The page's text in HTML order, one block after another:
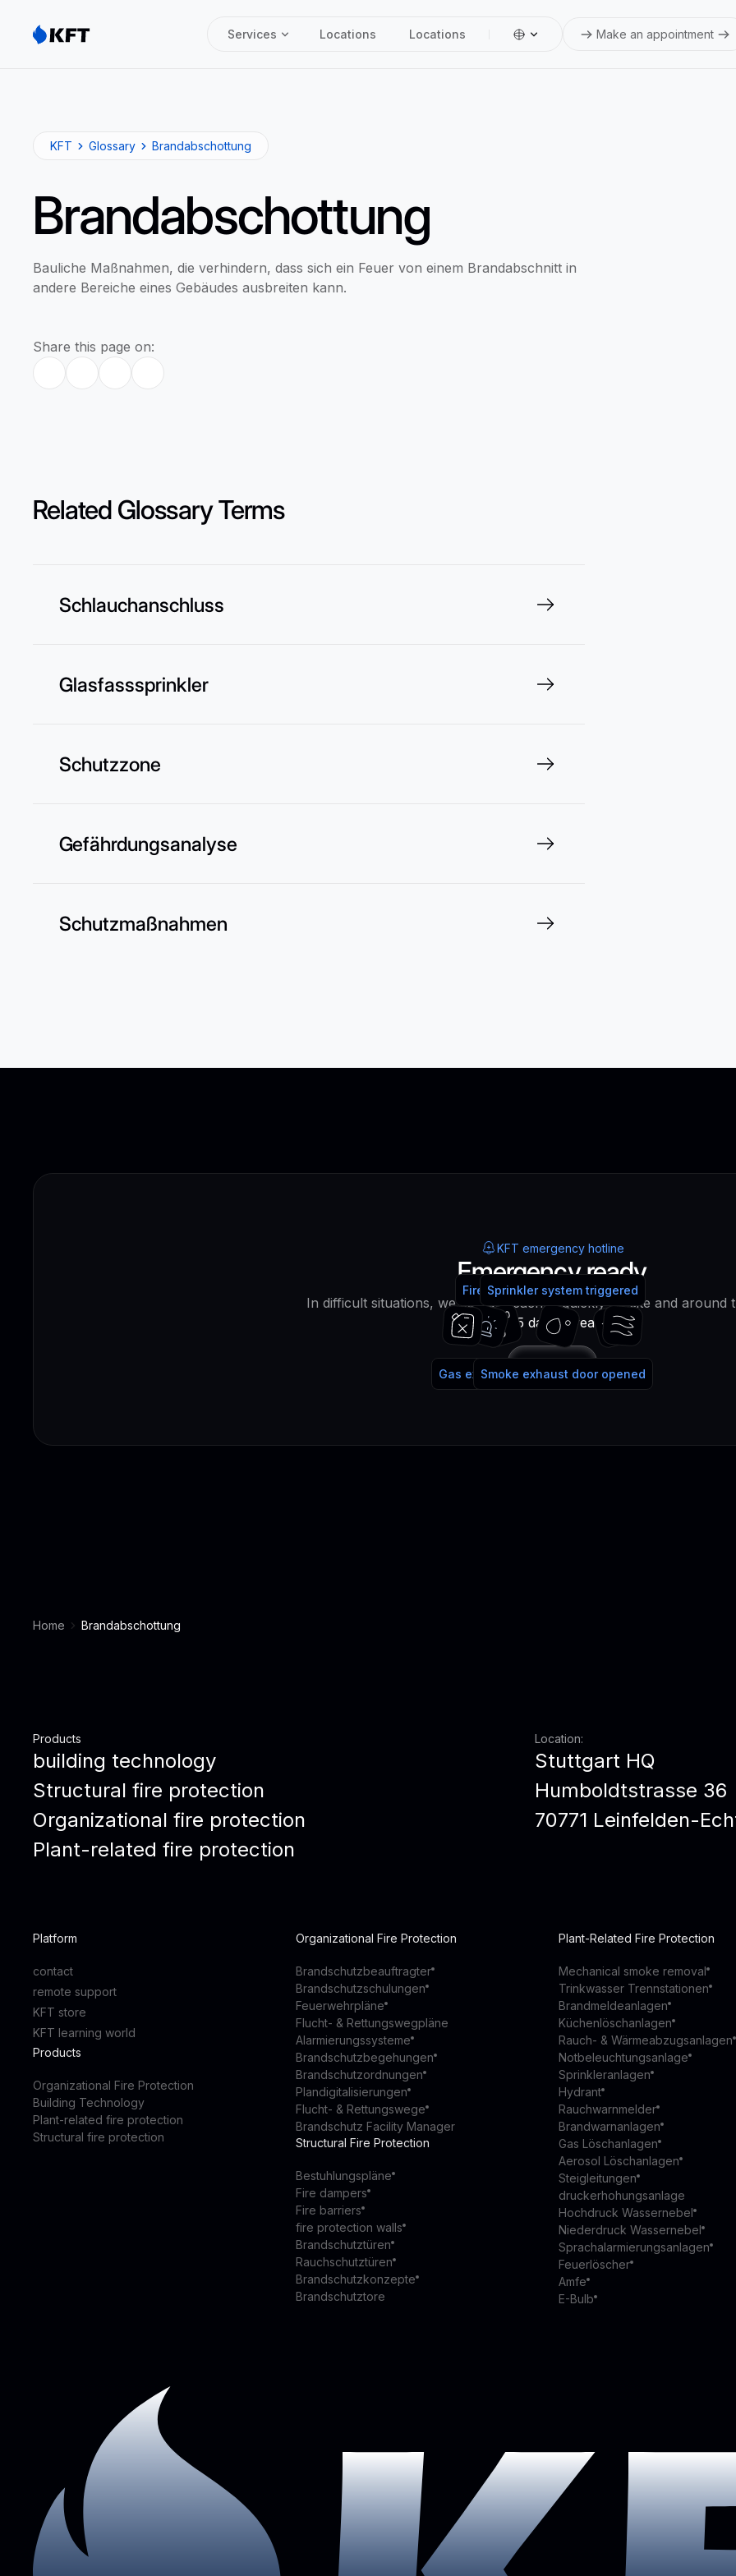
Services Locations Locations Make an appointment
KFT Glossary Brandabschottung
Brandabschottung
Bauliche Maßnahmen, die verhindern, dass sich ein Feuer von einem Brandabschnitt in
andere Bereiche eines Gebäudes ausbreiten kann.
Share this page on:
Related Glossary Terms
Schlauchanschluss
Glasfasssprinkler
Schutzzone
Gefährdungsanalyse
Schutzmaßnahmen
KFT emergency hotline
Emergency ready
In difficult situations, we can be reached quickly on site and around
365 days a year!
Call
Fire extinguisher used
Fire alarm system triggered
Gas extinguishing system triggered
water!
Sprinkler system triggered
Smoke exhaust door opened
Home Brandabschottung
Products
building technology
Structural fire protection
Organizational fire protection
Plant-related fire protection
Location:
Stuttgart HQ
Humboldtstrasse 36
70771 Leinfelden-
Platform
contact
remote support
KFT store
KFT learning world
Products
Organizational Fire Protection
Building Technology
Plant-related fire protection
Structural fire protection
Organizational Fire Protection
Brandschutzbeauftragter
Brandschutzschulungen
Feuerwehrpläne
Flucht- & Rettungswegpläne
Alarmierungssysteme
Brandschutzbegehungen
Brandschutzordnungen
Plandigitalisierungen
Flucht- & Rettungswege
Brandschutz Facility Manager
Structural Fire Protection
Bestuhlungspläne
Fire dampers
Fire barriers
fire protection walls
Brandschutztüren
Rauchschutztüren
Brandschutzkonzepte
Brandschutztore
Plant-Related Fire Protection
Mechanical smoke removal
Trinkwasser Trennstationen
Brandmeldeanlagen
Küchenlöschanlagen
Rauch- & Wärmeabzugsanlagen
Notbeleuchtungsanlage
Sprinkleranlagen
Hydrant
Rauchwarnmelder
Brandwarnanlagen
Gas Löschanlagen
Aerosol Löschanlagen
Steigleitungen
druckerhohungsanlage
Hochdruck Wassernebel
Niederdruck Wassernebel
Sprachalarmierungsanlagen
Feuerlöscher
Amfe
E-Bulb